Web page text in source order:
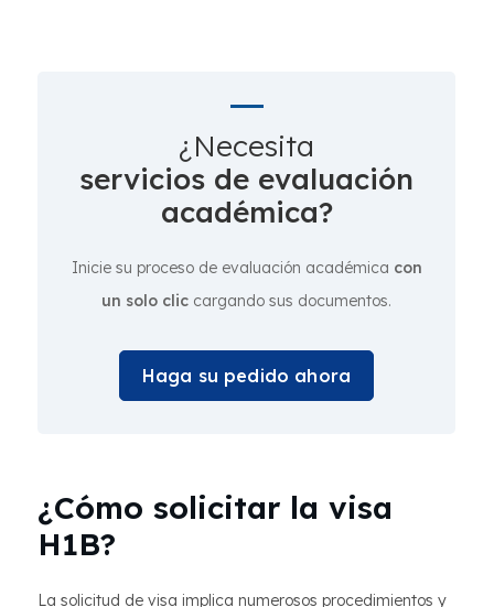
¿Necesita
servicios de evaluación
académica?
Inicie su proceso de evaluación académica con
un solo clic cargando sus documentos.
Haga su pedido ahora
¿Cómo solicitar la visa
H1B?
La solicitud de visa implica numerosos procedimientos y